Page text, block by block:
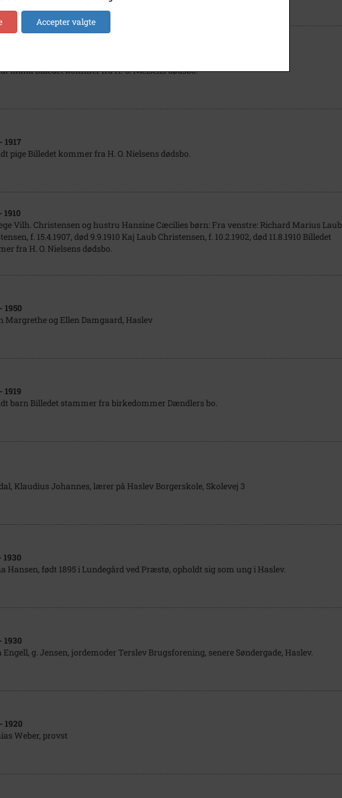
mand Billedet kommer fra H. O. Nielsens dødsbo.
- 1917
pige Billedet kommer fra H. O. Nielsens dødsbo.
- 1910
Vilh. Christensen og hustru Hansine Cæcilies børn: Fra venstre: Richard Marius Laub
f. 15.4.1907, død 9.9.1910 Kaj Laub Christensen, f. 10.2.1902, død 11.8.1910 Billedet
fra H. O. Nielsens dødsbo.
- 1950
Margrethe og Ellen Damgaard, Haslev
- 1919
barn Billedet stammer fra birkedommer Dændlers bo.
Klaudius Johannes, lærer på Haslev Borgerskole, Skolevej 3
1930
Hansen, født 1895 i Lundegård ved Præstø, opholdt sig som ung i Haslev.
- 1930
Engell, g. Jensen, jordemoder Terslev Brugsforening, senere Søndergade, Haslev.
- 1920
Weber, provst
Accepter valgte